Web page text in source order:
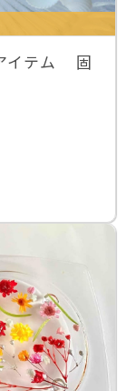
イテム 固